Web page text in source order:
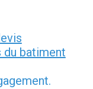
du batiment